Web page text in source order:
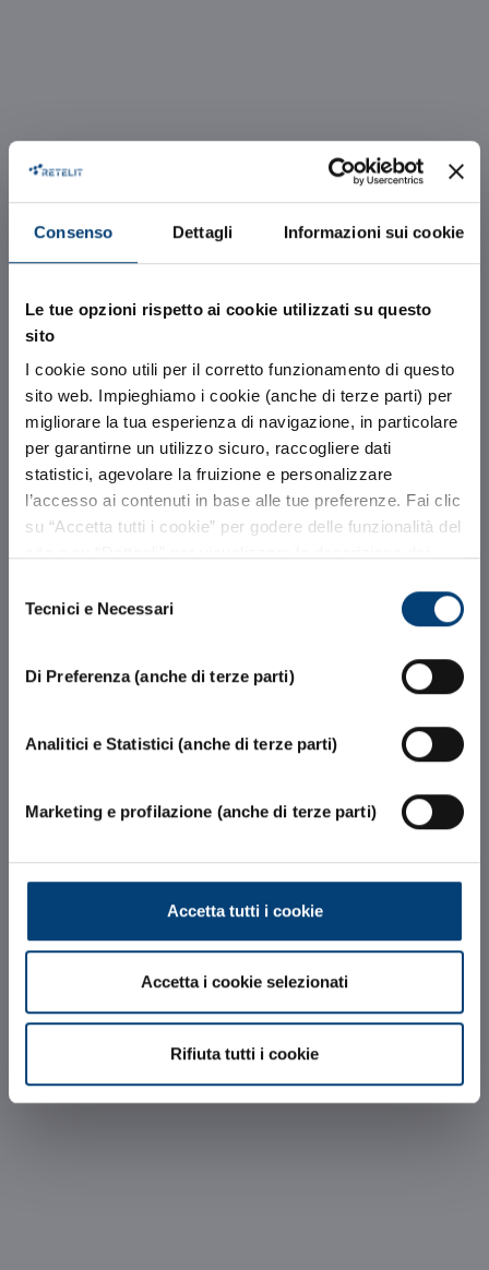
Consenso Dettagli Informazioni sui cookie
Le tue opzioni rispetto ai cookie utilizzati su questo
sito
I cookie sono utili per il corretto funzionamento di questo
sito web. Impieghiamo i cookie (anche di terze parti) per
migliorare la tua esperienza di navigazione, in particolare
per garantirne un utilizzo sicuro, raccogliere dati
statistici, agevolare la fruizione e personalizzare
l’accesso ai contenuti in base alle tue preferenze. Fai clic
su “Accetta tutti i cookie” per godere delle funzionalità del
Per proseguire la navigazione senza esprimere
preferenze, clicca sulla “X” in alto a destra. Per maggiori
Informativa
Cookie.
delTecnici e Necessari
Di Preferenza (anche di terze parti)
Analitici e Statistici (anche di terze parti)
Marketing e profilazione (anche di terze parti)
Accetta tutti i cookie
Accetta i cookie selezionati
Rifiuta tutti i cookie
Avalon
Campus di
Retelit, il più
grande
interconnection
hub italiano
per la neutral
colocation.
CONTATTACI